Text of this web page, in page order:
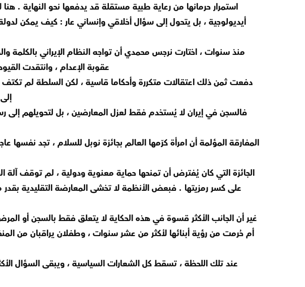
استمرار حرمانها من رعاية طبية مستقلة قد يدفعها نحو النهاية . هنا
أيديولوجية ، بل يتحول إلى سؤال أخلاقي وإنساني عار : كيف يمكن
منذ سنوات ، اختارت نرجس محمدي أن تواجه النظام الإيراني
عقوبة الإعدام ، وانتقدت
دفعت ثمن ذلك اعتقالات متكررة وأحكاما قاسية ، لكن السلطة لم تكتف
فالسجن في إيران لا يُستخدم فقط لعزل المعارضين ، بل لتحويلهم
المفارقة المؤلمة أن امرأة كرّمها العالم بجائزة نوبل للسلام ، تجد
الجائزة التي كان يُفترض أن تمنحها حماية معنوية ودولية ، لم توقف آلة
على كسر رمزيتها . فبعض الأنظمة لا تخشى المعارضة التقليدية
غير أن الجانب الأكثر قسوة في هذه الحكاية لا يتعلق فقط بالسجن أو
أم حُرمت من رؤية أبنائها لأكثر من عشر سنوات ، وطفلان يراقبان من
عند تلك اللحظة ، تسقط كل الشعارات السياسية ، ويبقى السؤال